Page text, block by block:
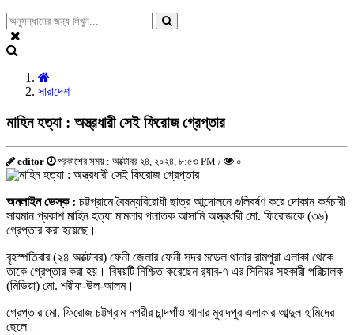
সারাদেশ
মাহিন হত্যা : অস্ত্রধারী সেই ফিরোজ গ্রেপ্তার
editor প্রকাশের সময় : অক্টোবর ২৪, ২০২৪, ৮:৫৩ PM / ০
অনলাইন ডেস্ক : চট্টগ্রামে বৈষম্যবিরোধী ছাত্র আন্দোলনে গুলিবর্ষণ করে দোকান কর্মচারী
সায়মান প্রকাশ মাহিন হত্যা মামলার পলাতক আসামি অস্ত্রধারী মো. ফিরোজকে (৩৬)
গ্রেপ্তার করা হয়েছে।
বৃহস্পতিবার (২৪ অক্টোবর) ফেনী জেলার ফেনী সদর মডেল থানার রামপুরা এলাকা থেকে
তাকে গ্রেপ্তার করা হয়। বিষয়টি নিশ্চিত করেছেন র‌্যাব-৭ এর সিনিয়র সহকারী পরিচালক
(মিডিয়া) মো. শরীফ-উল-আলম।
গ্রেপ্তার মো. ফিরোজ চট্টগ্রাম নগরীর চান্দগাঁও থানার মুরাদপুর এলাকার আব্দুল হামিদের
ছেলে।